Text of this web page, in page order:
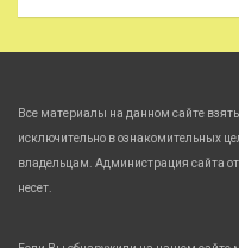
Все материалы на данном сайте
исключительно в ознакомительных
владельцам. Администрация сайта
несет.